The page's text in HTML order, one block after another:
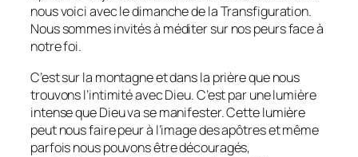
nous voici avec le dimanche de la Transfiguration.
Nous sommes invités à méditer sur nos peurs face à
notre foi.
C’est sur la montagne et dans la prière que nous
trouvons l’intimité avec Dieu. C’est par une lumière
intense que Dieu va se manifester. Cette lumière
peut nous faire peur à l’image des apôtres et même
parfois nous pouvons être découragés,